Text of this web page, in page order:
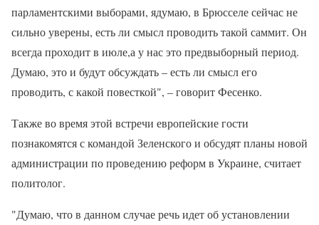
парламентскими выборами, ядумаю, в Брюсселе сейчас не
сильно уверены, есть ли смысл проводить такой саммит. Он
всегда проходит в июле,а у нас это предвыборный период.
Думаю, это и будут обсуждать – есть ли смысл его
проводить, с какой повесткой", – говорит Фесенко.
Также во время этой встречи европейские гости
познакомятся с командой Зеленского и обсудят планы новой
администрации по проведению реформ в Украине, считает
политолог.
"Думаю, что в данном случае речь идет об установлении